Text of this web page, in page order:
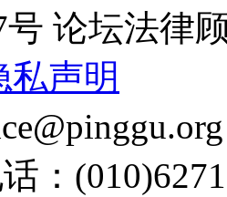
号 论坛法律
私声明
：